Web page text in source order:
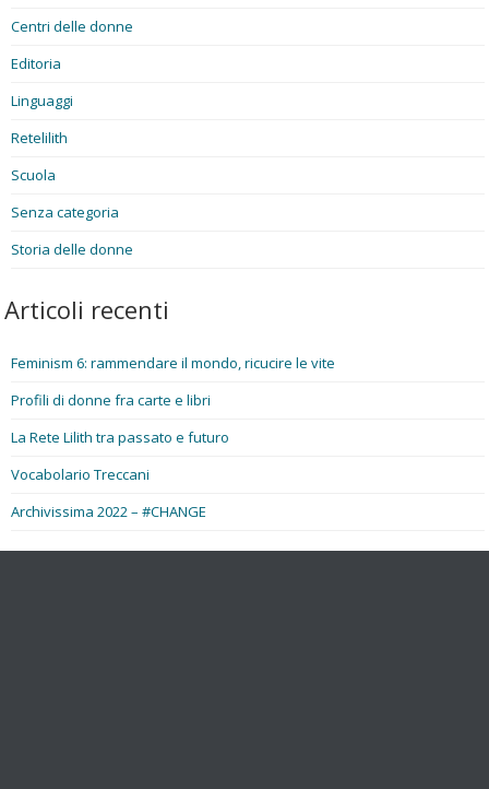
Centri delle donne
Editoria
Linguaggi
Retelilith
Scuola
Senza categoria
Storia delle donne
Articoli recenti
Feminism 6: rammendare il mondo, ricucire le vite
Profili di donne fra carte e libri
La Rete Lilith tra passato e futuro
Vocabolario Treccani
Archivissima 2022 – #CHANGE